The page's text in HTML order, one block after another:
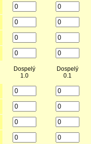
Dospelý
1.0
Dospelý
0.1